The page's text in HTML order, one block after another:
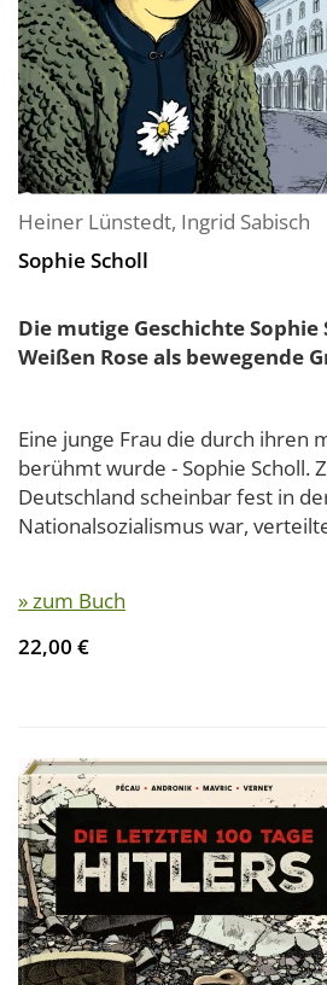
Heiner Lünstedt, Ingrid Sabisch
Sophie Scholl
Die mutige Geschichte Sophie
Weißen Rose als bewegende
Eine junge Frau die durch ihren
berühmt wurde - Sophie Scholl.
Deutschland scheinbar fest in
Nationalsozialismus war,
» zum Buch
22,00 €